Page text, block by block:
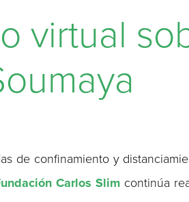
virtual
de confinamiento y
Carlos Slim continúa